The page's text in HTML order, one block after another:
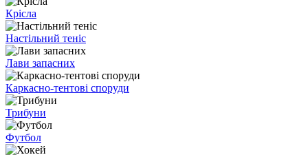
Крісла
Настільний теніс
Лави запасних
Каркасно-тентові споруди
Трибуни
Футбол